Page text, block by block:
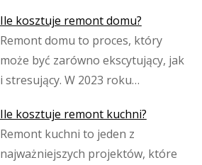
Ile kosztuje remont domu?
Remont domu to proces, który
może być zarówno ekscytujący, jak
i stresujący. W 2023 roku…
Ile kosztuje remont kuchni?
Remont kuchni to jeden z
najważniejszych projektów, które